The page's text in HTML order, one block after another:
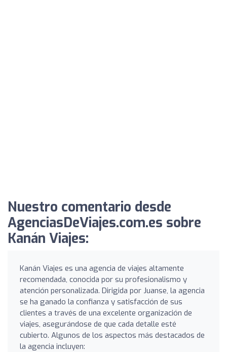
Nuestro comentario desde
AgenciasDeViajes.com.es sobre
Kanán Viajes:
Kanán Viajes es una agencia de viajes altamente
recomendada, conocida por su profesionalismo y
atención personalizada. Dirigida por Juanse, la agencia
se ha ganado la confianza y satisfacción de sus
clientes a través de una excelente organización de
viajes, asegurándose de que cada detalle esté
cubierto. Algunos de los aspectos más destacados de
la agencia incluyen: